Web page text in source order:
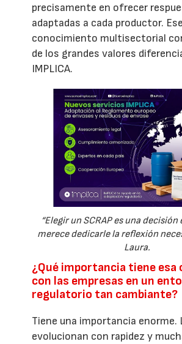
precisamente en ofrecer
adaptadas a cada productor. Ese
conocimiento multisectorial
de los grandes valores
IMPLICA.
“Elegir un SCRAP es una
merece dedicarle la reflexión
Laura.
¿Qué importancia tiene esa
con las empresas en un
regulatorio tan cambiante?
Tiene una importancia enorme.
evolucionan con rapidez y